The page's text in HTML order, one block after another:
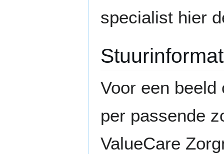
specialist hier
Voor een
per passende
ValueCare